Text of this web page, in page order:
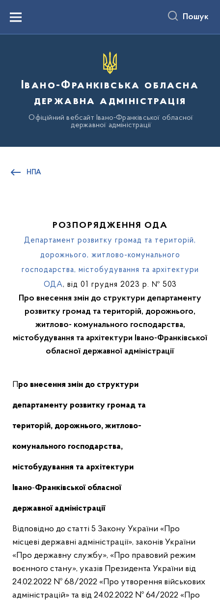
вмістуMenu Пошук
Івано-Франківська обласна
державна адміністрація
Офіційний вебсайт Івано-Франківської обласної
державної адміністрації
НПА
РОЗПОРЯДЖЕННЯ ОДА
Департамент розвитку громад та територій,
дорожнього, житлово-комунального
господарства, містобудування та архітектури
ОДА, від 01 грудня 2023 р. № 503
Про внесення змін до структури департаменту
розвитку громад та територій, дорожнього,
житлово- комунального господарства,
містобудування та архітектури Івано-Франківської
обласної державної адміністрації
Про внесення змін до структури
департаменту розвитку громад та
територій, дорожнього, житлово-
комунального господарства,
містобудування та архітектури
Івано-Франківської обласної
державної адміністрації
Відповідно до статті 5 Закону України «Про
місцеві державні адміністрації», законів України
«Про державну службу», «Про правовий режим
воєнного стану», указів Президента України від
24.02.2022 № 68/2022 «Про утворення військових
адміністрацій» та від 24.02.2022 № 64/2022 «Про